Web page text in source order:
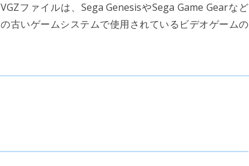
VGZファイルは、Sega GenesisやSega Game Gearなど
の古いゲームシステムで使用されているビデオゲームの